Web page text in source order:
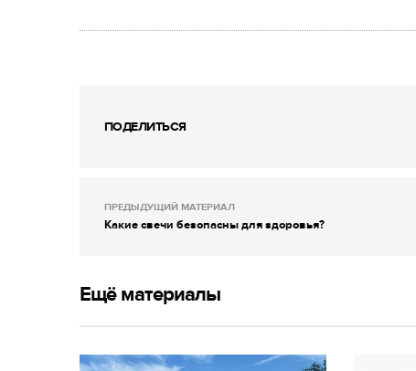
ПОДЕЛИТЬСЯ
ПРЕДЫДУЩИЙ МАТЕРИАЛ
Какие свечи безопасны для здоровья?
Ещё материалы